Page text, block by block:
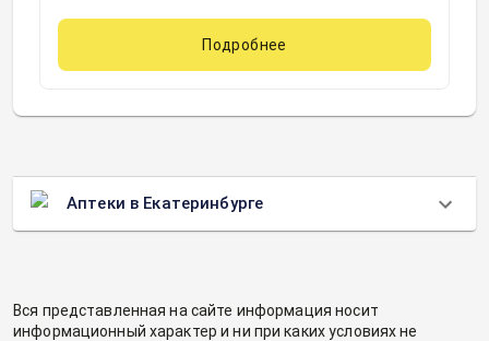
Подробнее
Аптеки в Екатеринбурге
Вся представленная на сайте информация носит
информационный характер и ни при каких условиях не